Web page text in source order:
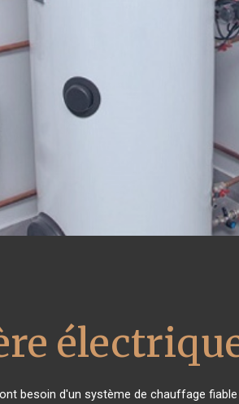
besoin d'un système de chauffage